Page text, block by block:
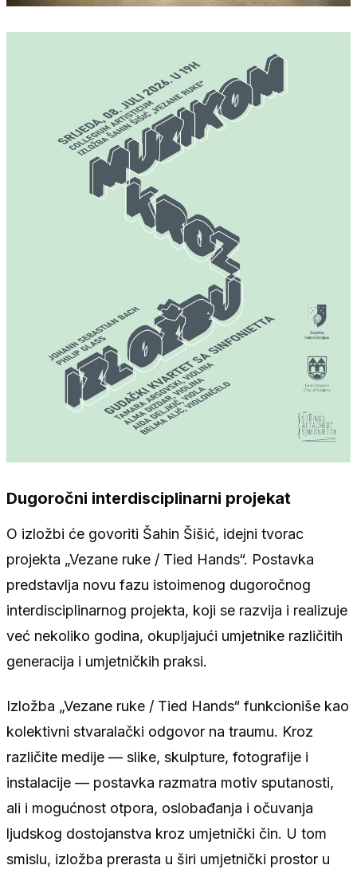
Dugoročni interdisciplinarni projekat
O izložbi će govoriti Šahin Šišić, idejni tvorac
projekta „Vezane ruke / Tied Hands“. Postavka
predstavlja novu fazu istoimenog dugoročnog
interdisciplinarnog projekta, koji se razvija i realizuje
već nekoliko godina, okupljajući umjetnike različitih
generacija i umjetničkih praksi.
Izložba „Vezane ruke / Tied Hands“ funkcioniše kao
kolektivni stvaralački odgovor na traumu. Kroz
različite medije — slike, skulpture, fotografije i
instalacije — postavka razmatra motiv sputanosti,
ali i mogućnost otpora, oslobađanja i očuvanja
ljudskog dostojanstva kroz umjetnički čin. U tom
smislu, izložba prerasta u širi umjetnički prostor u